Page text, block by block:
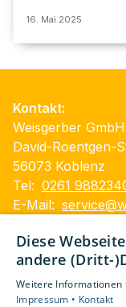
16. Mai 2025
Kontakt:
Weisgerber GmbH
David-Roentgen-
56073 Koblenz
Tel: 0261
E-Mail:
AGB
Diese
andere (Dritt-
Weitere Informationen
Impressum • Kontakt